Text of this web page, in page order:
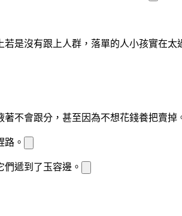
若是沒有跟上人群，落單的人小孩實在太
著不會跟分 ，甚至因為不想花錢養把賣掉
路。
們遞到了玉容邊。